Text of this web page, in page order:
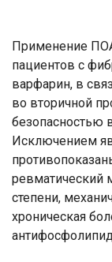
Применение
пациентов с
варфарин, в
во вторичной
безопасностью
Исключением
ревматический
степени,
хроническая